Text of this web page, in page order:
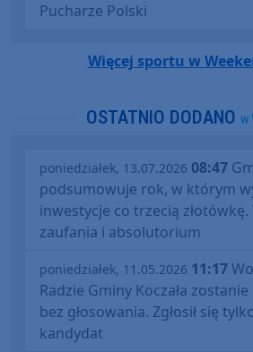
Pucharze Polski
Więcej sportu w
OSTATNIO DODANO w
poniedziałek, 13.07.2026 08:47
podsumowuje rok, w którym
inwestycje co trzecią
zaufania i absolutorium
poniedziałek, 11.05.2026 11:17
Radzie Gminy Koczała
bez głosowania. Zgłosił się
kandydat